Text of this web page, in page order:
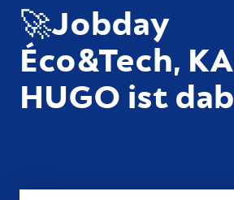
🚀Jobday
Éco&Tech,
HUGO ist